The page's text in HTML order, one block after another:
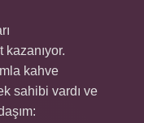
kahve
sahibi vardı ve